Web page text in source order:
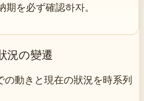
期を必ず確認하자。
況の變遷
の動きと現在の狀況を時系列